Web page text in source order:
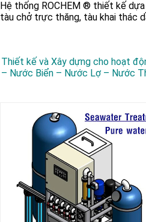
Hệ thống ROCHEM ® thiết kế
tàu chở trực thăng, tàu khai thác
Thiết kế và Xây dựng cho hoạt
– Nước Biển – Nước Lợ – Nước